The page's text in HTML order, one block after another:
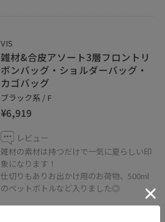
VIS
雑材&合皮アソート3層フロントリ
ボンバッグ・ショルダーバッグ・
カゴバッグ
ブラック系 / F
¥6,919
レビュー
雑材の素材は持つだけで一気に夏らしい印
象になります！
仕切りもありお出かけ用のお荷物、500ml
のペットボトルなど入りました◎